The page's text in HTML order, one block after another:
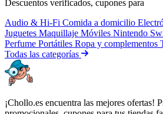
Descuentos verificados, cupones para
Audio & Hi-Fi Comida a domicilio
Juguetes Maquillaje Móviles Nintendo
Perfume Portátiles Ropa y complementos
Todas las categorías
¡Chollo.es encuentra las mejores ofertas!